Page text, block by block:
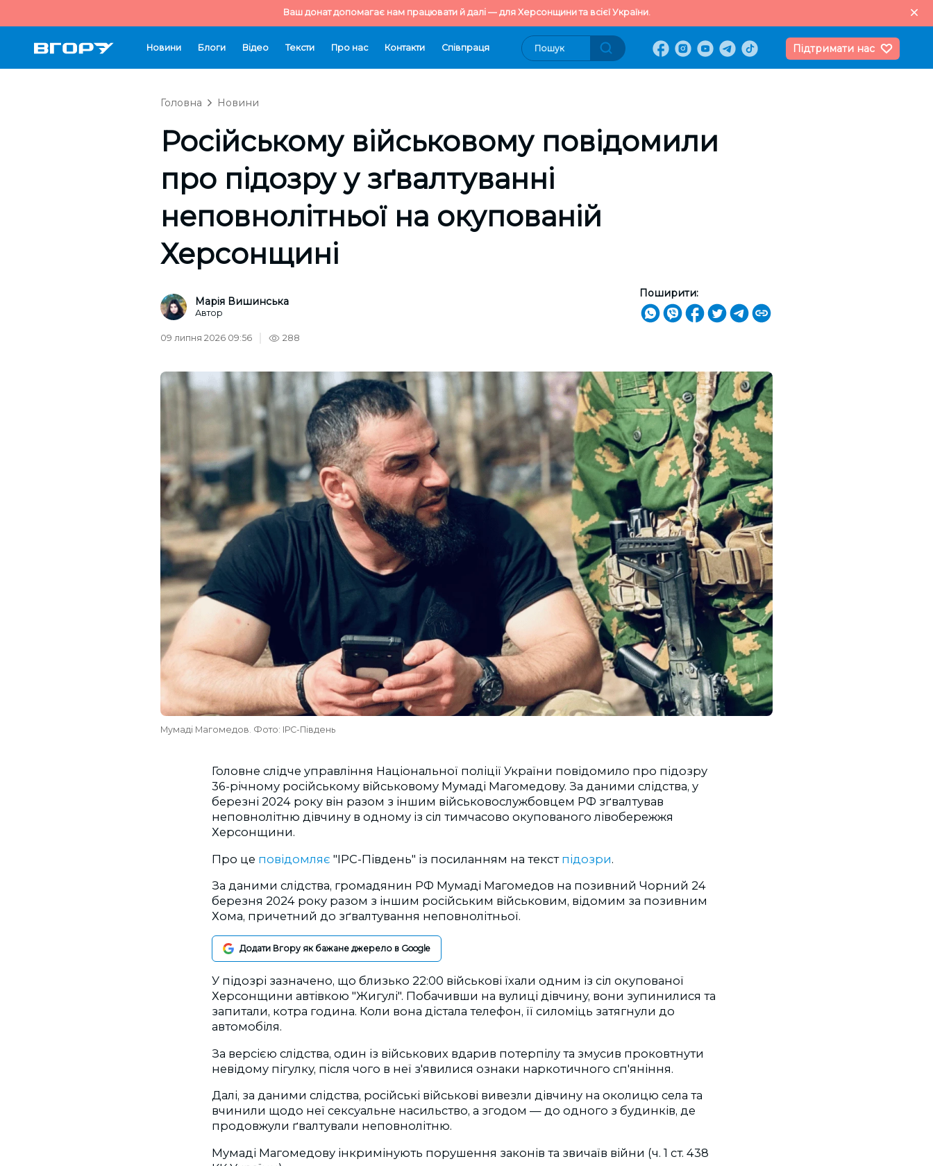
Ваш донат допомагає нам працювати й далі — для Херсонщини та всієї України.
Новини Блоги Відео Тексти Про нас Контакти Cпівпраця Підтримати нас
Головна Новини
Російському військовому повідомили
про підозру у зґвалтуванні
неповнолітньої на окупованій
Херсонщині
Марія Вишинська
Автор
Поширити:
09 липня 2026 09:56 288
Мумаді Магомедов. Фото: ІРС-Південь
Головне слідче управління Національної поліції України повідомило про підозру
36-річному російському військовому Мумаді Магомедову. За даними слідства, у
березні 2024 року він разом з іншим військовослужбовцем РФ зґвалтував
неповнолітню дівчину в одному із сіл тимчасово окупованого лівобережжя
Херсонщини.
Про це повідомляє "ІРС-Південь" із посиланням на текст підозри.
За даними слідства, громадянин РФ Мумаді Магомедов на позивний Чорний 24
березня 2024 року разом з іншим російським військовим, відомим за позивним
Хома, причетний до зґвалтування неповнолітньої.
Додати Вгору як бажане джерело в Google
У підозрі зазначено, що близько 22:00 військові їхали одним із сіл окупованої
Херсонщини автівкою "Жигулі". Побачивши на вулиці дівчину, вони зупинилися та
запитали, котра година. Коли вона дістала телефон, її силоміць затягнули до
автомобіля.
За версією слідства, один із військових вдарив потерпілу та змусив проковтнути
невідому пігулку, після чого в неї з'явилися ознаки наркотичного сп'яніння.
Далі, за даними слідства, російські військові вивезли дівчину на околицю села та
вчинили щодо неї сексуальне насильство, а згодом — до одного з будинків, де
продовжули ґвалтували неповнолітню.
Мумаді Магомедову інкримінують порушення законів та звичаїв війни (ч. 1 ст. 438